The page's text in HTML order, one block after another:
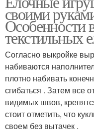
своими
Особенности
текстильных
Согласно выкройке
набиваются
плотно набивать
сгибаться . Затем все
видимых швов,
стоит отметить, что
своем без вытачек .